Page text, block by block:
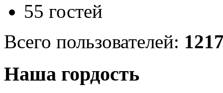
55 гостей
Всего пользователей:
Наша гордость